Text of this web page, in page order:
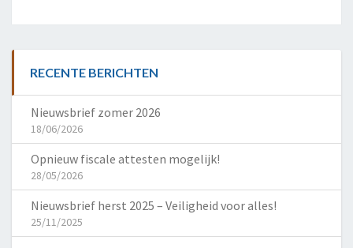
RECENTE BERICHTEN
Nieuwsbrief zomer 2026
18/06/2026
Opnieuw fiscale attesten mogelijk!
28/05/2026
Nieuwsbrief herst 2025 – Veiligheid voor alles!
25/11/2025